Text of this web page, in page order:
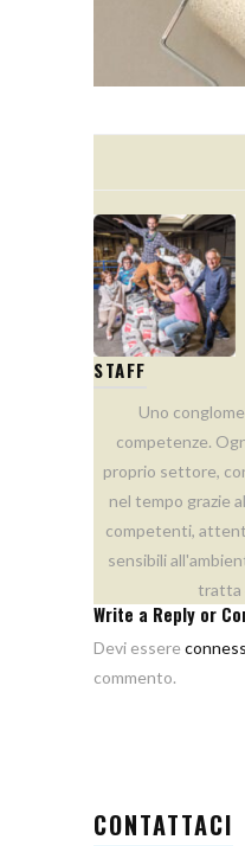
STAFF
Uno
competenze.
proprio settore,
nel tempo grazie
competenti,
sensibili
tratta
Write a Reply or
Devi essere
commento.
CONTATTACI